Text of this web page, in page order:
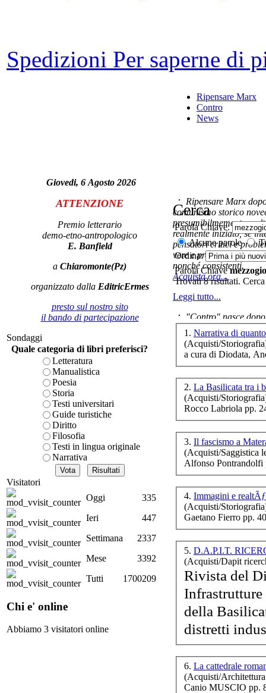
Spedizioni Per saperne di
Giovedi, 6 Agosto 2026
ATTENZIONE
Premio letterario
demo-etno-antropologico
E. Banfield
a Chiaromonte(Pz)
organizzato dalla EditricErmes
presto sul nostro sito
il bando di partecipazione
Sondaggi
Quale categoria di libri preferisci?
Letteratura
Manualistica
Poesia
Storia
Testi universitari
Guide turistiche
Diritto
Filosofia
Testi in lingua originale
Narrativa
Visitatori
Oggi
335
Ieri
447
Settimana
2337
Mese
3392
Tutti
1700209
Chi e' online
Abbiamo 3 visitatori online
Ripensare Marx
Contro
News
Ripensare Marx
comunismo storico
presumibilmemente
realmente iniziato, se
pensatori critici e
vere e proprie correnti
nonché consistenti.
Acquista ora...
Leggi tutto...
"Contro" nasce
cominciato con la
ripensaremarx. i saggi
questa collaborazione
è teorica, sempre però
presente fase.
Acquista ora...
A feed could not be
http://www.lastampa.it/
Cerca
Parola Chiave:
Alcune parole
Ordina:
Parola Chiave
Trovati 8 risultati.
1. Narrativa di
(Acquisti/
a cura di Diodata,
2. La Basilicata tra i
(Acquisti/
Rocco Labriola pp.
3. Il fascismo a
(Acquisti/Saggistica
Alfonso Pontrandolfi
4.
(Acquisti/
Gaetano Fierro pp.
5. D.A.P.I.T.
(Acquisti/Dapit
Rivista del
della
distretti
6. La cattedrale
(Acquisti/Architettura
Canio MUSCIO pp.